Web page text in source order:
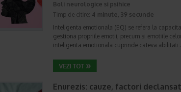
Boli neurologice si psihice
Timp de citire: 4 minute, 39 secunde
Inteligenta emotionala (EQ) se refera la
gestiona propriile emotii, precum si emotiile
inteligenta emotionala cuprinde cateva
Enurezis: cauze, factori